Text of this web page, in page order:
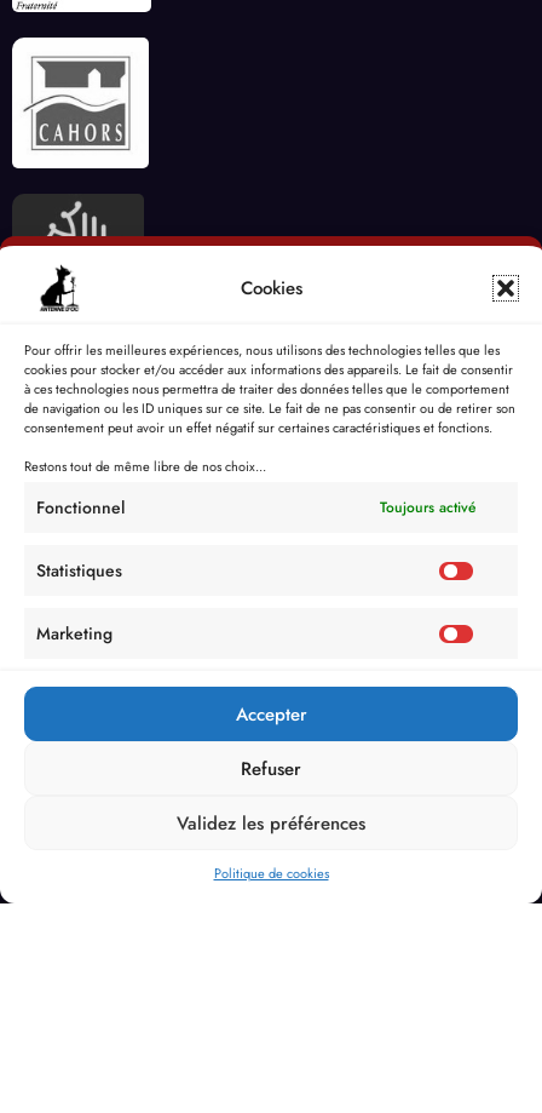
Cookies
Pour offrir les meilleures expériences, nous utilisons des technologies telles que les
cookies pour stocker et/ou accéder aux informations des appareils. Le fait de consentir
à ces technologies nous permettra de traiter des données telles que le comportement
de navigation ou les ID uniques sur ce site. Le fait de ne pas consentir ou de retirer son
consentement peut avoir un effet négatif sur certaines caractéristiques et fonctions.
Restons tout de même libre de nos choix...
Fonctionnel Toujours activé
Statistiques
Marketing
Accepter
Refuser
Validez les préférences
Politique de cookies